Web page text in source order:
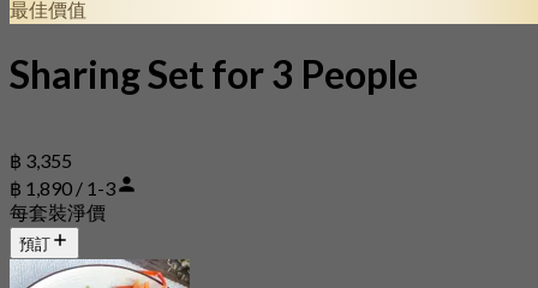
最佳價值
Sharing Set for 3 People
฿ 3,355
฿ 1,890 / 1-3
每套裝淨價
預訂